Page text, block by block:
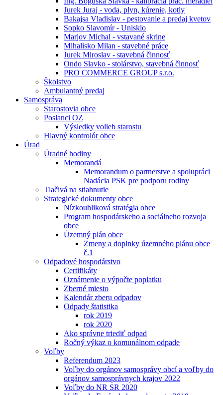
Jurek Juraj - voda, plyn, kúrenie, kotly
Bakajsa Vladislav - pestovanie a predaj kvetov
Sopko Slavomír - Unisklo
Marjov Michal - vstavané skrine
Mihalisko Milan - stavebné práce
Jurek Miroslav - stavebná činnosť
Ondo Slavko - stolárstvo, stavebná činnosť
PRO COMMERCE GROUP s.r.o.
Školstvo
Ambulantný predaj
Samospráva
Starostovia obce
Poslanci OZ
Výsledky volieb starostu
Hlavný kontrolór obce
Úrad
Úradné hodiny
Memorandá
Memorandum o partnerstve a spolupráci
Nadácia PSK pre podporu rodiny
Tlačivá na stiahnutie
Strategické dokumenty obce
Nízkouhliková stratégia obce
Program hospodárskeho a sociálneho rozvoja
obce
Územný plán obce
Zmeny a doplnky územného plánu obce
č.1
Odpadové hospodárstvo
Certifikáty
Oznámenie o výpočte poplatku
Zberné miesto
Kalendár zberu odpadov
Odpady štatistika
rok 2019
rok 2020
Ako správne triediť odpad
Ročný výkaz o komunálnom odpade
Voľby
Referendum 2023
Voľby do orgánov samosprávy obcí a voľby do
orgánov samosprávnych krajov 2022
Voľby do NR SR 2020